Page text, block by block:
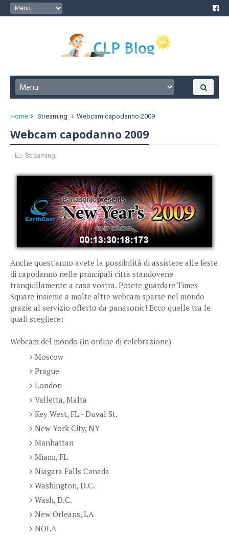
Home Streaming Webcam capodanno 2009
Webcam capodanno 2009
Streaming
Anche quest'anno avete la possibilità di assistere alle feste
di capodanno nelle principali città standovene
tranquillamente a casa vostra. Potete guardare Times
Square insieme a molte altre webcam sparse nel mondo
grazie al servizio offerto da panasonic! Ecco quelle tra le
quali scegliere:
Webcam del mondo (in ordine di celebrazione)
Moscow
Prague
London
Valletta, Malta
Key West, FL - Duval St.
New York City, NY
Manhattan
Miami, FL
Niagara Falls Canada
Washington, D.C.
Wash, D.C.
New Orleans, LA
NOLA